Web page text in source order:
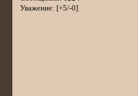
Уважение: [+5/-0]